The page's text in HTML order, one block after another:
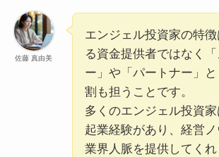
佐藤 真由美
エンジェル投資家の特
る資金提供者ではなく「
ー」や「パートナー」
割も担うことです。
多くのエンジェル投資
起業経験があり、経営
業界人脈を提供してくれ